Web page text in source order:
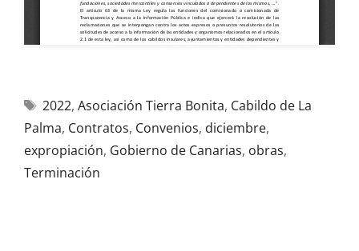
2022, Asociación Tierra Bonita, Cabildo de La
Palma, Contratos, Convenios, diciembre,
expropiación, Gobierno de Canarias, obras,
Terminación